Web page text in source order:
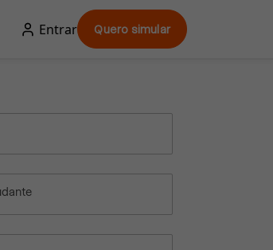
Entrar Quero simular